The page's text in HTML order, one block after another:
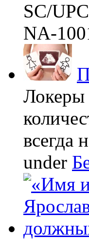
SC/
NA-
Локеры
всегда
under